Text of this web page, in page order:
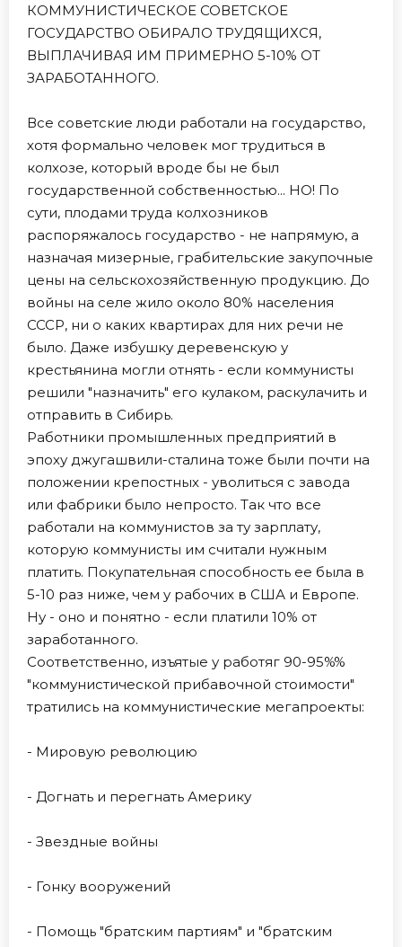
КОММУНИСТИЧЕСКОЕ СОВЕТСКОЕ
ГОСУДАРСТВО ОБИРАЛО ТРУДЯЩИХСЯ,
ВЫПЛАЧИВАЯ ИМ ПРИМЕРНО 5-10% ОТ
ЗАРАБОТАННОГО.
Все советские люди работали на государство,
хотя формально человек мог трудиться в
колхозе, который вроде бы не был
государственной собственностью... НО! По
сути, плодами труда колхозников
распоряжалось государство - не напрямую, а
назначая мизерные, грабительские закупочные
цены на сельскохозяйственную продукцию. До
войны на селе жило около 80% населения
СССР, ни о каких квартирах для них речи не
было. Даже избушку деревенскую у
крестьянина могли отнять - если коммунисты
решили "назначить" его кулаком, раскулачить и
отправить в Сибирь.
Работники промышленных предприятий в
эпоху джугашвили-сталина тоже были почти на
положении крепостных - уволиться с завода
или фабрики было непросто. Так что все
работали на коммунистов за ту зарплату,
которую коммунисты им считали нужным
платить. Покупательная способность ее была в
5-10 раз ниже, чем у рабочих в США и Европе.
Ну - оно и понятно - если платили 10% от
заработанного.
Соответственно, изъятые у работяг 90-95%%
"коммунистической прибавочной стоимости"
тратились на коммунистические мегапроекты:
- Мировую революцию
- Догнать и перегнать Америку
- Звездные войны
- Гонку вооружений
- Помощь "братским партиям" и "братским